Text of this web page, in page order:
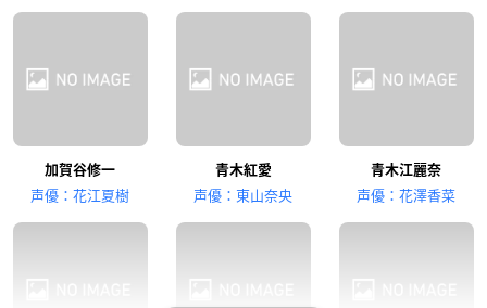
石上静香
氷川
安元洋貴
三部忠則
市ノ瀬加那
吉岡千尋
加賀谷修一
声優：花江夏樹
青木紅愛
声優：東山奈央
青木江麗奈
声優：花澤香菜